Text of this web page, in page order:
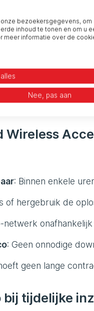
is geworden of
plotseling niet meer
bereikbaar moet
heb je binnen
impact van het
van de schade,
Wireless
: Binnen enkele
of hergebruik de
netwerk
: Geen onnodige
geen lange
bij tijdelijke
bezoekersgegevens, om
inhoud te tonen en om u
meer informatie over de
Nee, pas aan